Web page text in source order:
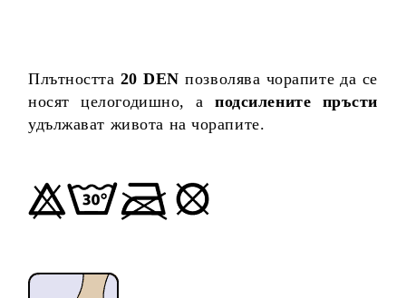
Плътността 20 DEN позволява чорапите да се
носят целогодишно, аподсилените пръсти
удължават живота на чорапите.